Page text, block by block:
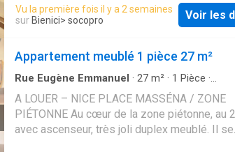
rangements, une belle pièce de vie
aménagée avec goût, une cuisine ouverte
au calme, une salle de douche moderne avec
Lumineux et agréable, climatisé et bien
Disponible mi-septembre 2026 Location
durée, bail 1 an renouvelable Loyer 885€ +
charges (eau froide+internet) 115€ soit 1000€
/mois CC Electricité en sus à la charge du
Vu la première fois il y a 2 semaines
sur Bienici> socopro Voir les
Appartement meublé 1 pièce 27 m²
Rue Eugène Emmanuel · 27 m² · 1 Pièce ·
Cuisine équipée
A LOUER – NICE PLACE MASSÉNA / ZONE
PIÉTONNE Au cœur de la zone piétonne, au
avec ascenseur, très joli duplex meublé. Il se